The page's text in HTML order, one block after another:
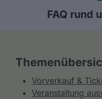
FAQ rund
Vorverkauf &
Veranstaltung